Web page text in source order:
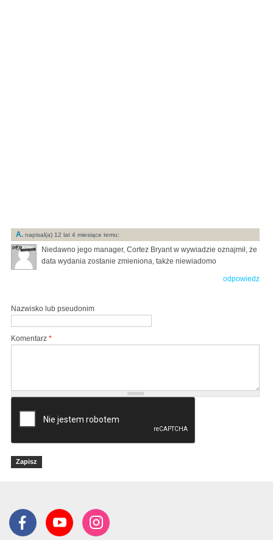
A. napisal(a) 12 lat 4 miesiące temu:
Niedawno jego manager, Cortez Bryant w wywiadzie oznajmił, że
data wydania zostanie zmieniona, także niewiadomo
odpowiedz
Nazwisko lub pseudonim
Komentarz *